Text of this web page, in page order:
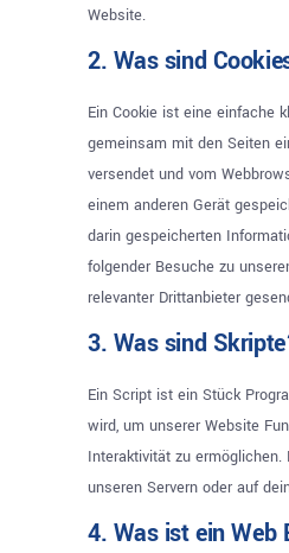
Website.
2. Was sind
Ein Cookie ist eine einfache
gemeinsam mit den Seiten
versendet und vom
einem anderen Gerät
darin gespeicherten
folgender Besuche zu
relevanter Drittanbieter
3. Was sind
Ein Script ist ein Stück
wird, um unserer Website
Interaktivität zu ermöglichen.
unseren Servern oder auf
4. Was ist ein Web